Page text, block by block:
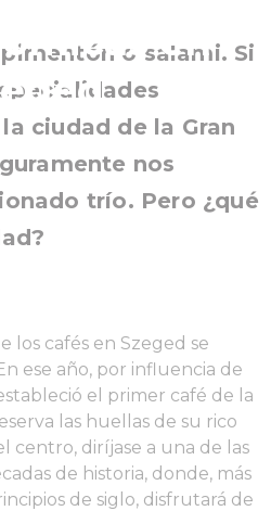
en
o salami. Si
ciudad de la Gran
nos
trío. Pero ¿qué
los cafés en Szeged se
ese año, por influencia de
el primer café de la
las huellas de su rico
centro, diríjase a una de las
de historia, donde, más
de siglo, disfrutará de